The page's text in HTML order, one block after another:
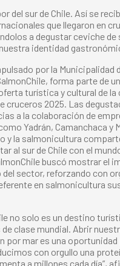
del sur de Chile. Así se
que llegaron en
a degustar ceviche de
identidad
por la Municipalidad
forma parte de
turística y cultural de la
cruceros 2025. Las
a la colaboración de
Yadrán, Camanchaca y
y la salmonicultura
al sur de Chile con el
buscó mostrar el
sector, reforzando con
en salmonicultura
no solo es un destino
clase mundial. Abrir
por mar es una
con orgullo una
a millones cada día”,